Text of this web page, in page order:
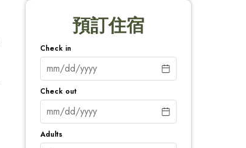
預訂住宿
Check in
Check out
Adults